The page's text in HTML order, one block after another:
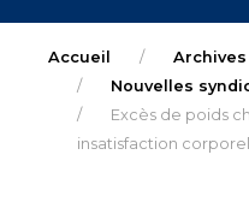
Accueil Archives
Nouvelles
Excès de poids
insatisfaction